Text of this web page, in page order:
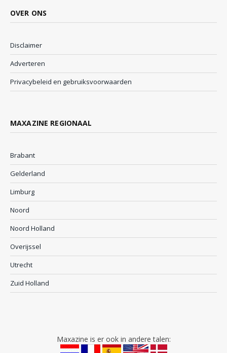
OVER ONS
Disclaimer
Adverteren
Privacybeleid en gebruiksvoorwaarden
MAXAZINE REGIONAAL
Brabant
Gelderland
Limburg
Noord
Noord Holland
Overijssel
Utrecht
Zuid Holland
Maxazine is er ook in andere talen: